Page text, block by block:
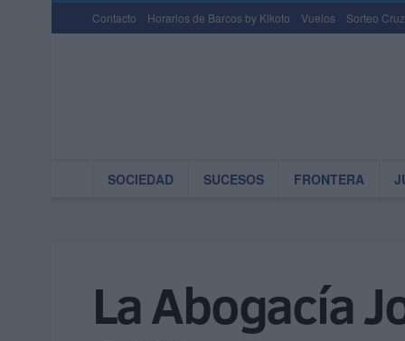
Contacto Horarios de Barcos by Kikoto Vuelos Sorteo
SOCIEDAD SUCESOS FRONTERA
La Abogacía